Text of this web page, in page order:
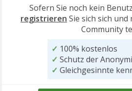
Sofern Sie noch kein
registrieren Sie sich sich und
Community
✓ 100% kostenlos
✓ Schutz der
✓ Gleichgesinnte